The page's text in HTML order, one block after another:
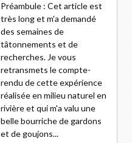
Préambule : Cet article est
très long et m'a demandé
des semaines de
tâtonnements et de
recherches. Je vous
retransmets le compte-
rendu de cette expérience
réalisée en milieu naturel en
rivière et qui m'a valu une
belle bourriche de gardons
et de goujons...